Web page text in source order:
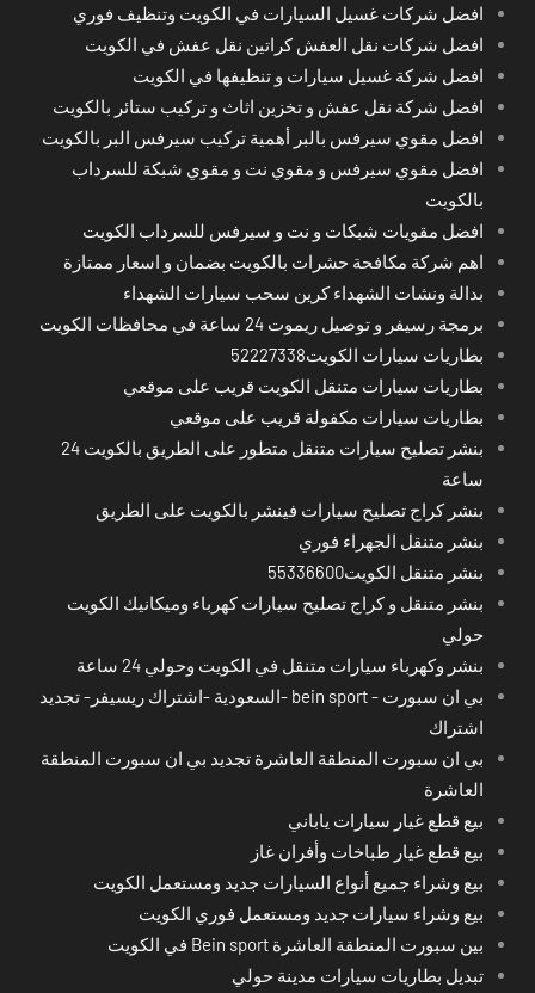
افضل شركات غسيل السيارات في الكويت وتنظيف فوري
افضل شركات نقل العفش كراتين نقل عفش في الكويت
افضل شركة غسيل سيارات و تنظيفها في الكويت
افضل شركة نقل عفش و تخزين اثاث و تركيب ستائر بالكويت
افضل مقوي سيرفس بالبر أهمية تركيب سيرفس البر بالكويت
افضل مقوي سيرفس و مقوي نت و مقوي شبكة للسرداب
بالكويت
افضل مقويات شبكات و نت و سيرفس للسرداب الكويت
اهم شركة مكافحة حشرات بالكويت بضمان و اسعار ممتازة
بدالة ونشات الشهداء كرين سحب سيارات الشهداء
برمجة رسيفر و توصيل ريموت 24 ساعة في محافظات الكويت
بطاريات سيارات الكويت52227338
بطاريات سيارات متنقل الكويت قريب على موقعي
بطاريات سيارات مكفولة قريب على موقعي
بنشر تصليح سيارات متنقل متطور على الطريق بالكويت 24
ساعة
بنشر كراج تصليح سيارات فينشر بالكويت على الطريق
بنشر متنقل الجهراء فوري
بنشر متنقل الكويت55336600
بنشر متنقل و كراج تصليح سيارات كهرباء وميكانيك الكويت
حولي
بنشر وكهرباء سيارات متنقل في الكويت وحولي 24 ساعة
بي ان سبورت - bein sport -السعودية -اشتراك ريسيفر- تجديد
اشتراك
بي ان سبورت المنطقة العاشرة تجديد بي ان سبورت المنطقة
العاشرة
بيع قطع غيار سيارات ياباني
بيع قطع غيار طباخات وأفران غاز
بيع وشراء جميع أنواع السيارات جديد ومستعمل الكويت
بيع وشراء سيارات جديد ومستعمل فوري الكويت
بين سبورت المنطقة العاشرة Bein sport في الكويت
تبديل بطاريات سيارات مدينة حولي